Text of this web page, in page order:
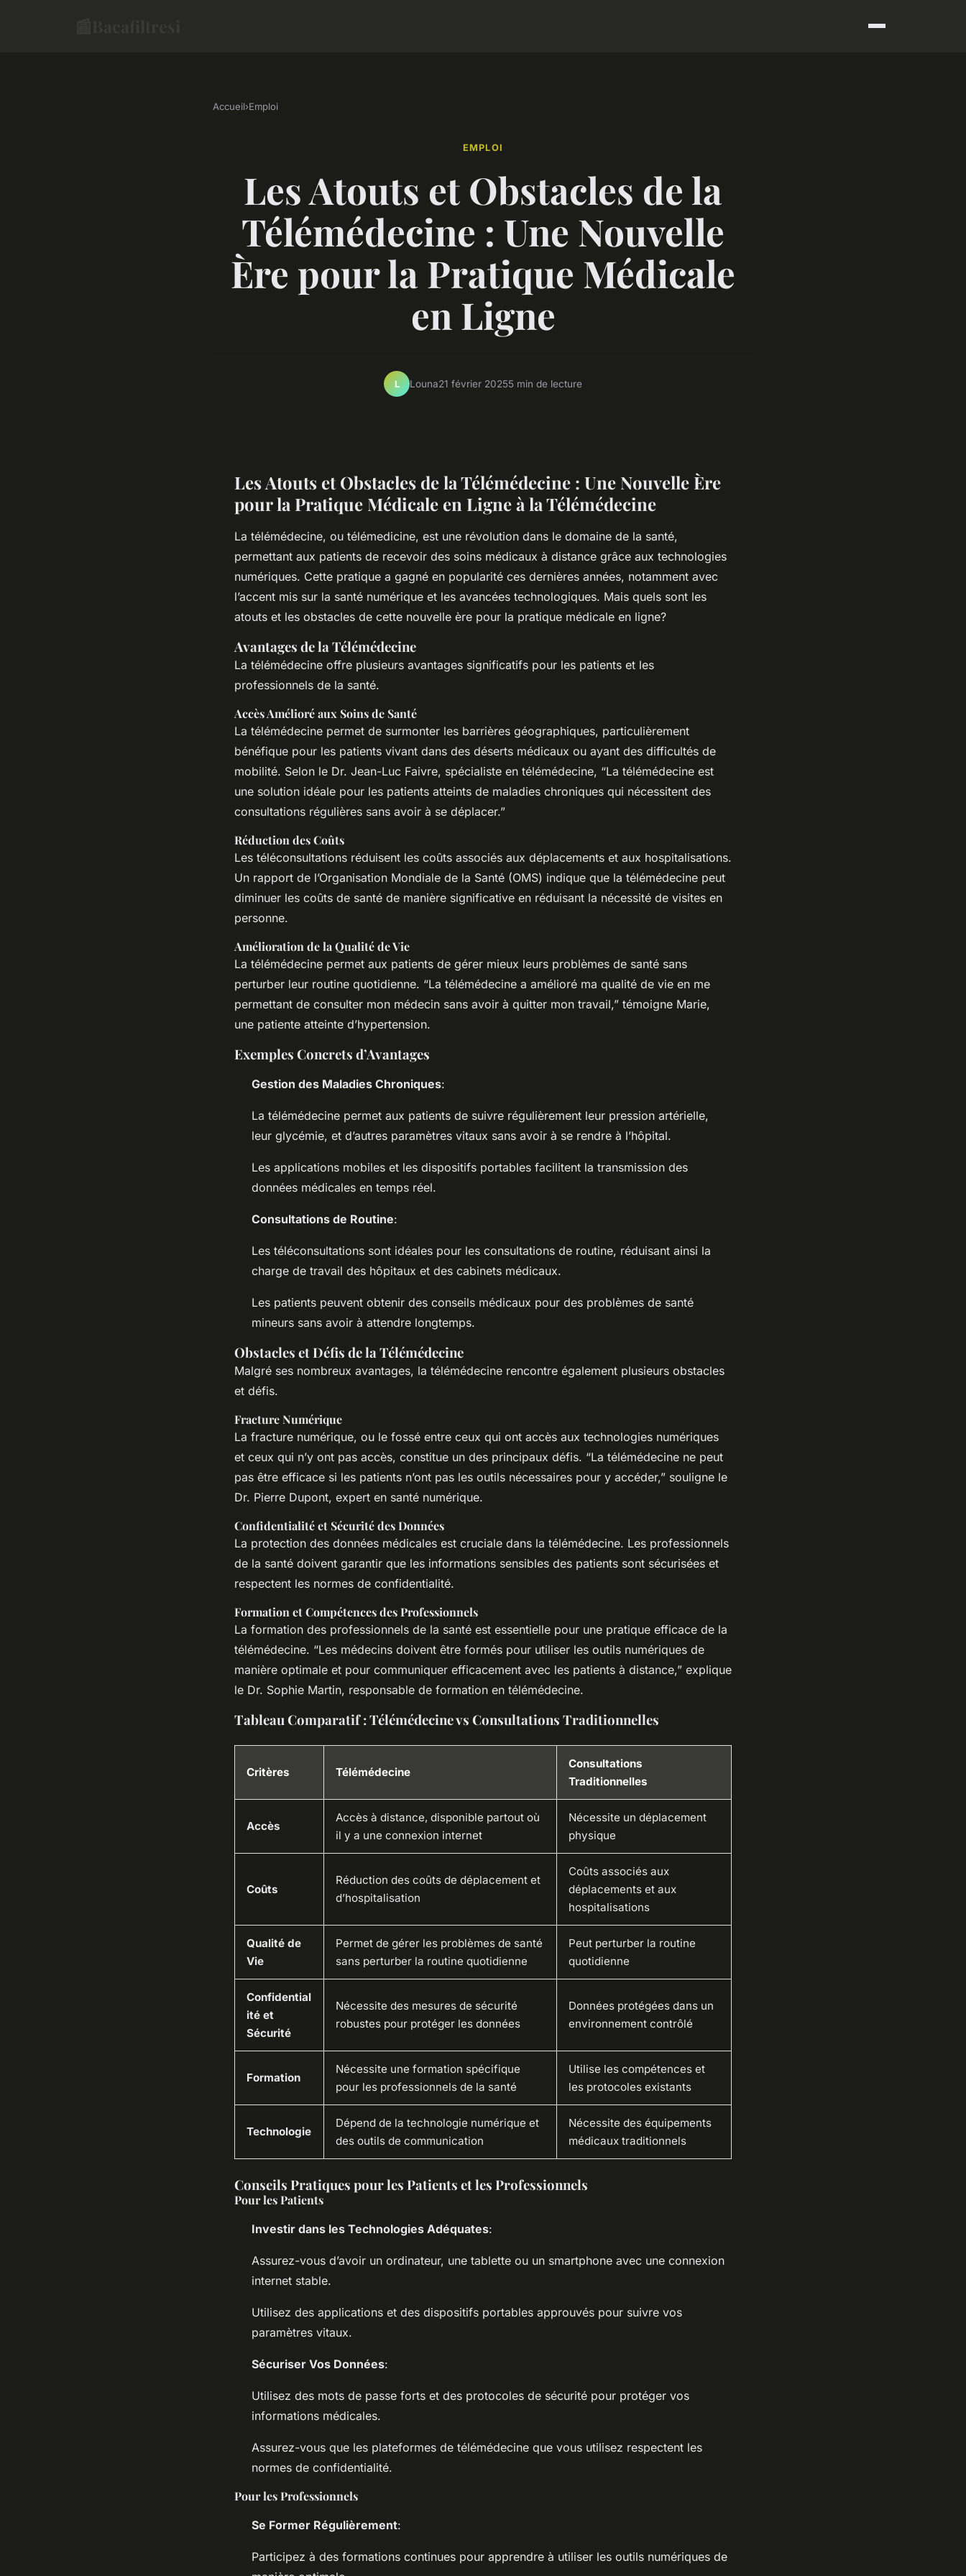
Accueil›Emploi
EMPLOI
Les Atouts et Obstacles de la
Télémédecine : Une Nouvelle
Ère pour la Pratique Médicale
en Ligne
L Louna21 février 20255 min de lecture
Les Atouts et Obstacles de la Télémédecine : Une Nouvelle Ère
pour la Pratique Médicale en Ligne à la Télémédecine
La télémédecine, ou télémedicine, est une révolution dans le domaine de la santé,
permettant aux patients de recevoir des soins médicaux à distance grâce aux technologies
numériques. Cette pratique a gagné en popularité ces dernières années, notamment avec
l’accent mis sur la santé numérique et les avancées technologiques. Mais quels sont les
atouts et les obstacles de cette nouvelle ère pour la pratique médicale en ligne?
Avantages de la Télémédecine
La télémédecine offre plusieurs avantages significatifs pour les patients et les
professionnels de la santé.
Accès Amélioré aux Soins de Santé
La télémédecine permet de surmonter les barrières géographiques, particulièrement
bénéfique pour les patients vivant dans des déserts médicaux ou ayant des difficultés de
mobilité. Selon le Dr. Jean-Luc Faivre, spécialiste en télémédecine, “La télémédecine est
une solution idéale pour les patients atteints de maladies chroniques qui nécessitent des
consultations régulières sans avoir à se déplacer.”
Réduction des Coûts
Les téléconsultations réduisent les coûts associés aux déplacements et aux hospitalisations.
Un rapport de l’Organisation Mondiale de la Santé (OMS) indique que la télémédecine peut
diminuer les coûts de santé de manière significative en réduisant la nécessité de visites en
personne.
Amélioration de la Qualité de Vie
La télémédecine permet aux patients de gérer mieux leurs problèmes de santé sans
perturber leur routine quotidienne. “La télémédecine a amélioré ma qualité de vie en me
permettant de consulter mon médecin sans avoir à quitter mon travail,” témoigne Marie,
une patiente atteinte d’hypertension.
Exemples Concrets d’Avantages
Gestion des Maladies Chroniques:
La télémédecine permet aux patients de suivre régulièrement leur pression artérielle,
leur glycémie, et d’autres paramètres vitaux sans avoir à se rendre à l’hôpital.
Les applications mobiles et les dispositifs portables facilitent la transmission des
données médicales en temps réel.
Consultations de Routine:
Les téléconsultations sont idéales pour les consultations de routine, réduisant ainsi la
charge de travail des hôpitaux et des cabinets médicaux.
Les patients peuvent obtenir des conseils médicaux pour des problèmes de santé
mineurs sans avoir à attendre longtemps.
Obstacles et Défis de la Télémédecine
Malgré ses nombreux avantages, la télémédecine rencontre également plusieurs obstacles
et défis.
Fracture Numérique
La fracture numérique, ou le fossé entre ceux qui ont accès aux technologies numériques
et ceux qui n’y ont pas accès, constitue un des principaux défis. “La télémédecine ne peut
pas être efficace si les patients n’ont pas les outils nécessaires pour y accéder,” souligne le
Dr. Pierre Dupont, expert en santé numérique.
Confidentialité et Sécurité des Données
La protection des données médicales est cruciale dans la télémédecine. Les professionnels
de la santé doivent garantir que les informations sensibles des patients sont sécurisées et
respectent les normes de confidentialité.
Formation et Compétences des Professionnels
La formation des professionnels de la santé est essentielle pour une pratique efficace de la
télémédecine. “Les médecins doivent être formés pour utiliser les outils numériques de
manière optimale et pour communiquer efficacement avec les patients à distance,” explique
le Dr. Sophie Martin, responsable de formation en télémédecine.
Tableau Comparatif : Télémédecine vs Consultations Traditionnelles
Critères Télémédecine
Consultations
Traditionnelles
Accès
Accès à distance, disponible partout où
il y a une connexion internet
Nécessite un déplacement
physique
Coûts
Réduction des coûts de déplacement et
d’hospitalisation
Coûts associés aux
déplacements et aux
hospitalisations
Qualité de
Vie
Permet de gérer les problèmes de santé
sans perturber la routine quotidienne
Peut perturber la routine
quotidienne
Confidential
ité et
Sécurité
Nécessite des mesures de sécurité
robustes pour protéger les données
Données protégées dans un
environnement contrôlé
Formation
Nécessite une formation spécifique
pour les professionnels de la santé
Utilise les compétences et
les protocoles existants
Technologie
Dépend de la technologie numérique et
des outils de communication
Nécessite des équipements
médicaux traditionnels
Conseils Pratiques pour les Patients et les Professionnels
Pour les Patients
Investir dans les Technologies Adéquates:
Assurez-vous d’avoir un ordinateur, une tablette ou un smartphone avec une connexion
internet stable.
Utilisez des applications et des dispositifs portables approuvés pour suivre vos
paramètres vitaux.
Sécuriser Vos Données:
Utilisez des mots de passe forts et des protocoles de sécurité pour protéger vos
informations médicales.
Assurez-vous que les plateformes de télémédecine que vous utilisez respectent les
normes de confidentialité.
Pour les Professionnels
Se Former Régulièrement:
Participez à des formations continues pour apprendre à utiliser les outils numériques de